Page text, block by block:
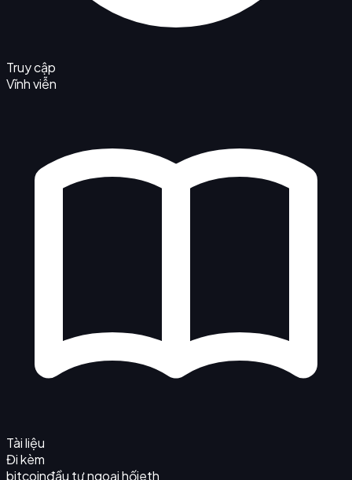
Truy cập
Vĩnh viễn
Tài liệu
Đi kèm
bitcoinđầu tư ngoại hốieth